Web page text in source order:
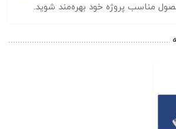
مناسب پروژه خود بهره‌مند شوید.